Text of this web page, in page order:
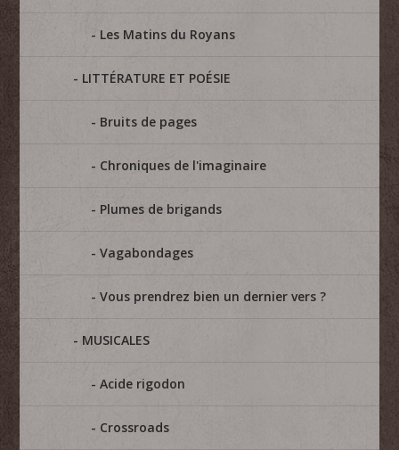
Les Matins du Royans
LITTÉRATURE ET POÉSIE
Bruits de pages
Chroniques de l'imaginaire
Plumes de brigands
Vagabondages
Vous prendrez bien un dernier vers ?
MUSICALES
Acide rigodon
Crossroads